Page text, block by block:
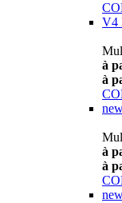
V4
à
à
à
à